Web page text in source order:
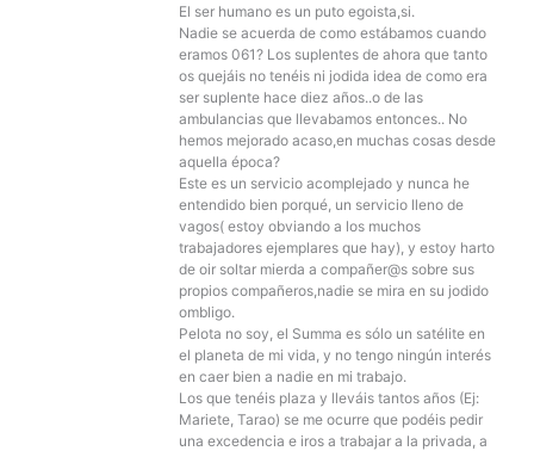
El ser humano es un puto egoista,si.
Nadie se acuerda de como estábamos cuando
eramos 061? Los suplentes de ahora que tanto
os quejáis no tenéis ni jodida idea de como era
ser suplente hace diez años..o de las
ambulancias que llevabamos entonces.. No
hemos mejorado acaso,en muchas cosas desde
aquella época?
Este es un servicio acomplejado y nunca he
entendido bien porqué, un servicio lleno de
vagos( estoy obviando a los muchos
trabajadores ejemplares que hay), y estoy harto
de oir soltar mierda a compañer@s sobre sus
propios compañeros,nadie se mira en su jodido
ombligo.
Pelota no soy, el Summa es sólo un satélite en
el planeta de mi vida, y no tengo ningún interés
en caer bien a nadie en mi trabajo.
Los que tenéis plaza y lleváis tantos años (Ej:
Mariete, Tarao) se me ocurre que podéis pedir
una excedencia e iros a trabajar a la privada, a